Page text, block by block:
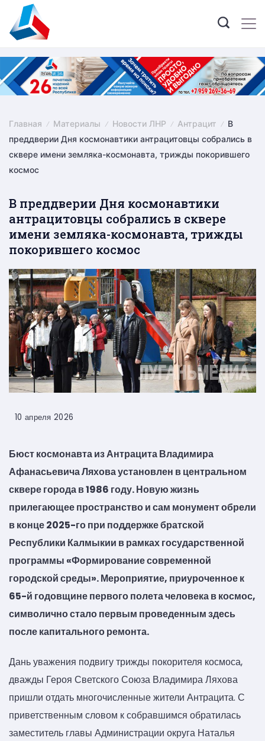
content
Главная Материалы Новости ЛНР Антрацит
В
преддверии Дня космонавтики антрацитовцы собрались в
сквере имени земляка-космонавта, трижды покорившего
космос
В преддверии Дня космонавтики
антрацитовцы собрались в сквере
имени земляка-космонавта, трижды
покорившего космос
10 апреля 2026
Бюст космонавта из Антрацита Владимира
Афанасьевича Ляхова установлен в центральном
сквере города в 1986 году. Новую жизнь
прилегающее пространство и сам монумент обрели
в конце 2025-го при поддержке братской
Республики Калмыкии в рамках государственной
программы «Формирование современной
городской среды». Мероприятие, приуроченное к
65-й годовщине первого полета человека в космос,
символично стало первым проведенным здесь
после капитального ремонта.
Дань уважения подвигу трижды покорителя космоса,
дважды Героя Светского Союза Владимира Ляхова
пришли отдать многочисленные жители Антрацита. С
приветственным словом к собравшимся обратилась
заместитель главы Администрации округа Наталья